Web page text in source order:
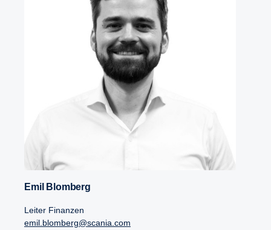
Emil Blomberg
Leiter Finanzen
emil.blomberg@scania.com